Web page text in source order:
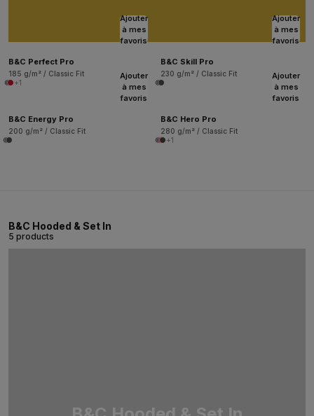
Ajouter
à mes
favoris
B&C Perfect Pro
185 g/m² / Classic Fit
+1
Ajouter
à mes
favoris
B&C Skill Pro
230 g/m² / Classic Fit
Ajouter
à mes
favoris
B&C Energy Pro
200 g/m² / Classic Fit
Ajouter
à mes
favoris
B&C Hero Pro
280 g/m² / Classic Fit
+1
B&C Hooded & Set In
5 products